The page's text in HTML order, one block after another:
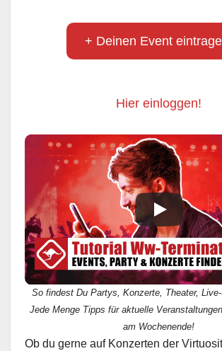
+ Deinen Event
Hier einloggen!
So findest Du Partys, Konzerte, Theater,
Jede Menge Tipps für aktuelle
am Wochenende!
Ob du gerne auf Konzerten der